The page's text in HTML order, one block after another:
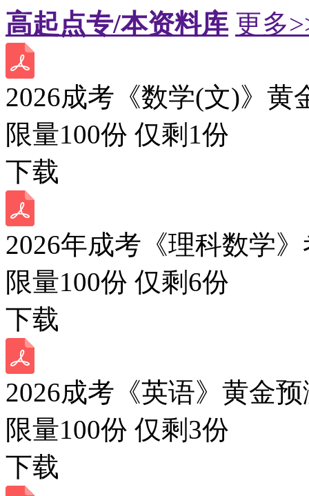
高起点专/本资料库 更多
2026成考《数学(文)》黄
限量100份 仅剩 1份
下载
2026年成考《理科数学
限量100份 仅剩 6份
下载
2026成考《英语》黄金
限量100份 仅剩 3份
下载